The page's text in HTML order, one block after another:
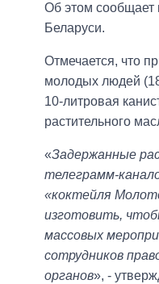
Об этом
Беларуси.
Отмечается, что
молодых людей
10-литровая
растительного
«Задержанные
телеграмм-
«коктейля
изготовить,
массовых
сотрудников
органов», -